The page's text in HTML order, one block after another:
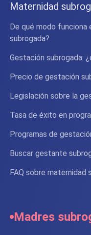
Maternidad
De qué modo funciona
subrogada?
Gestación subrogada:
Precio de gestación
Legislación sobre la
Tasa de éxito en
Programas de
Buscar gestante
FAQ sobre maternidad
Madres